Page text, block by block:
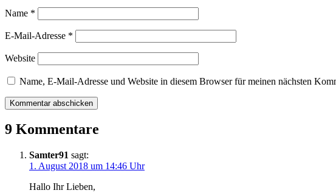
Name *
E-Mail-Adresse *
Website
Name, E-Mail-Adresse und Website in diesem Browser für meinen nächsten
9 Kommentare
Samter91 sagt:
1. August 2018 um 14:46 Uhr
Hallo Ihr Lieben,